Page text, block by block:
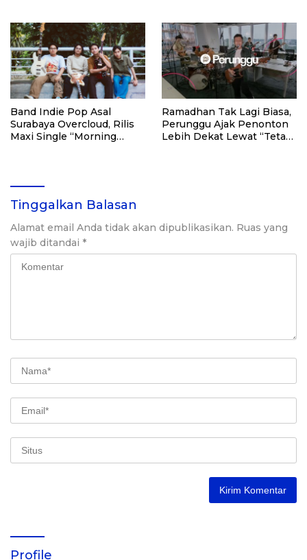
Band Indie Pop Asal
Surabaya Overcloud, Rilis
Maxi Single “Morning
Ramadhan Tak Lagi Biasa,
Perunggu Ajak Penonton
Lebih Dekat Lewat “Tetap
Tinggalkan Balasan
Alamat email Anda tidak akan dipublikasikan. Ruas yang
wajib ditandai *
Profile